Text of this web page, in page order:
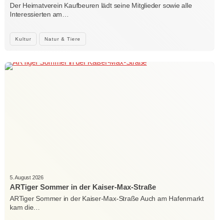
Kultur Natur & Tiere
Der Heimatverein Kaufbeuren lädt seine Mitglieder sowie alle
Interessierten am…
5. August 2026
ARTiger Sommer in der Kaiser-Max-Straße
ARTiger Sommer in der Kaiser-Max-Straße Auch am Hafenmarkt
kam die…